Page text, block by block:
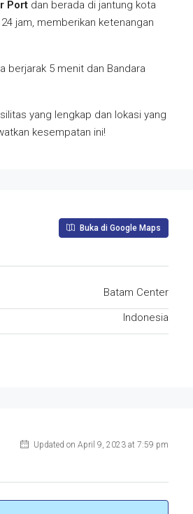
Port dan berada di jantung kota
jam, memberikan ketenangan
berjarak 5 menit dan Bandara
yang lengkap dan lokasi yang
kesempatan ini!
Buka di Google Maps
Batam Center
Indonesia
Updated on April 9, 2023 at 7:59 pm